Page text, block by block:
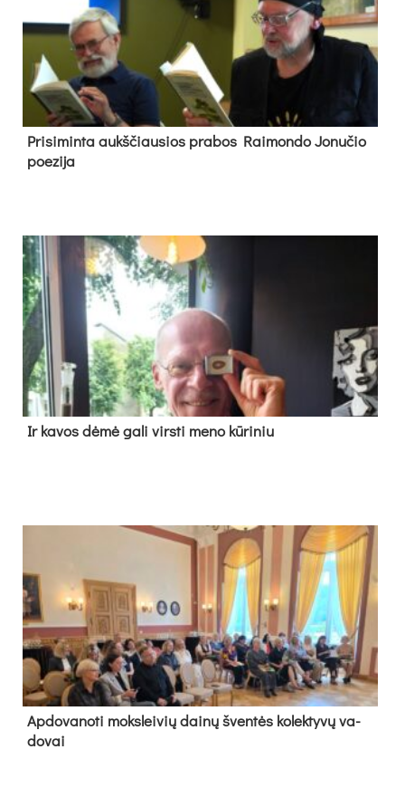
Pri­si­min­ta aukš­čiau­sios pra­bos Rai­mon­do Jo­nu­čio
poe­zi­ja
Ir ka­vos dė­mė ga­li virs­ti me­no kū­ri­niu
Ap­do­va­no­ti moks­lei­vių dai­nų šven­tės ko­lek­ty­vų va­
do­vai